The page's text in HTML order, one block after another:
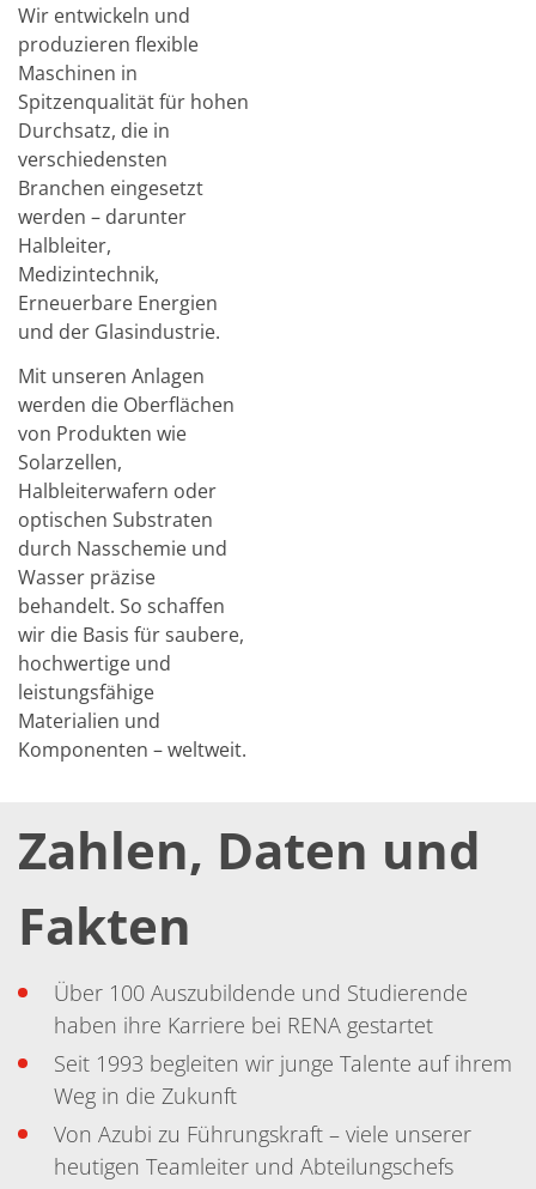
Wir entwickeln und
produzieren flexible
Maschinen in
Spitzenqualität für hohen
Durchsatz, die in
verschiedensten
Branchen eingesetzt
werden – darunter
Halbleiter,
Medizintechnik,
Erneuerbare Energien
und der Glasindustrie.
Mit unseren Anlagen
werden die Oberflächen
von Produkten wie
Solarzellen,
Halbleiterwafern oder
optischen Substraten
durch Nasschemie und
Wasser präzise
behandelt. So schaffen
wir die Basis für saubere,
hochwertige und
leistungsfähige
Materialien und
Komponenten – weltweit.
Zahlen, Daten und
Fakten
Über 100 Auszubildende und Studierende
haben ihre Karriere bei RENA gestartet
Seit 1993 begleiten wir junge Talente auf ihrem
Weg in die Zukunft
Von Azubi zu Führungskraft – viele unserer
heutigen Teamleiter und Abteilungschefs